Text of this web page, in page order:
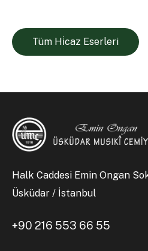
Tüm Hi̇caz Eserleri
Halk Caddesi Emin Ongan
Üsküdar / İstanbul
+90 216 553 66 55